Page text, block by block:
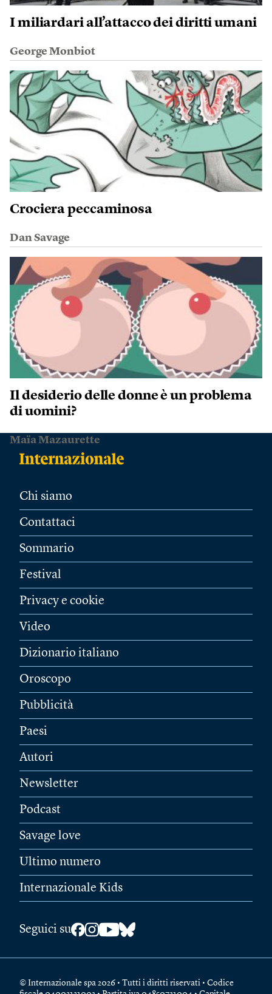
I miliardari all’attacco dei diritti umani
George Monbiot
Crociera peccaminosa
Dan Savage
Il desiderio delle donne è un problema
di uomini?
Maïa Mazaurette
Chi siamo
Contattaci
Sommario
Festival
Privacy e cookie
Video
Dizionario italiano
Oroscopo
Pubblicità
Paesi
Autori
Newsletter
Podcast
Savage love
Ultimo numero
Internazionale Kids
Seguici su
© Internazionale spa 2026 • Tutti i diritti riservati • Codice